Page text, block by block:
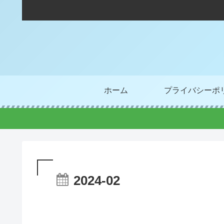
ホーム プライバシーポ
2024-02